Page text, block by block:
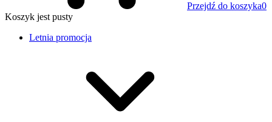
Przejdź do koszyka0
Koszyk jest pusty
Letnia promocja